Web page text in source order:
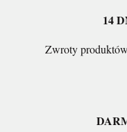
14
Zwroty